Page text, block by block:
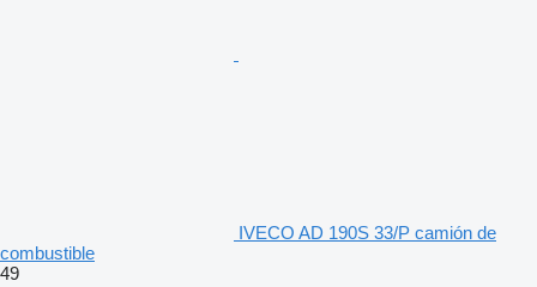
IVECO AD 190S 33/P camión de
combustible
49